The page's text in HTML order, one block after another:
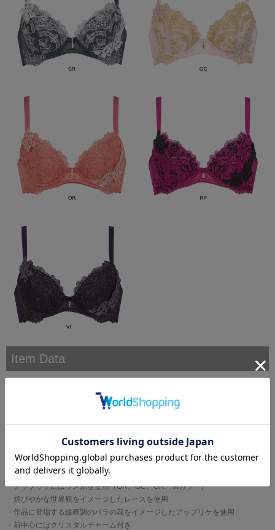
Item Data
・しっかり盛れる厚めのパッドでくっきり谷間メイク
・メイクした谷間をキレイに見せる低めの前中心
・パッドを取り外せるのでシーンに合わせてボリュームメイクが可能
●宮殿の装飾のように贅沢でセンシュアルに
・レースにはラメ糸を使用
・アップリケにはラメ糸を使用（GR、OC、OR、VIカラー）
・煌びやかな世界観をイメージしたレースを使用
・作品に登場する線画調のバラの花をイメージしたアップリケを使用
・前中心にはクリスタルチャーム付き